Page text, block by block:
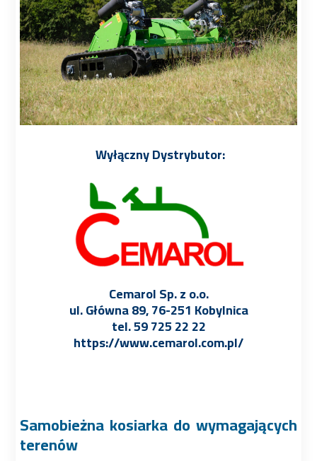
Wyłączny Dystrybutor:
Cemarol Sp. z o.o.
ul. Główna 89, 76-251 Kobylnica
tel. 59 725 22 22
https://www.cemarol.com.pl/
Samobieżna kosiarka do wymagających
terenów